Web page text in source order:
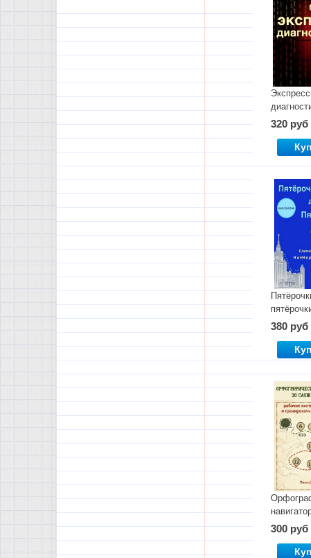
320 руб
380 руб
300 руб